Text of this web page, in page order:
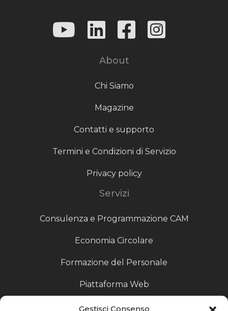
Gestisci Consenso
About
Chi Siamo
Magazine
Contatti e supporto
Termini e Condizioni di Servizio
Privacy policy
Servizi
Consulenza e Programmazione CAM
Economia Circolare
Formazione del Personale
Piattaforma Web
Scouting fornitori